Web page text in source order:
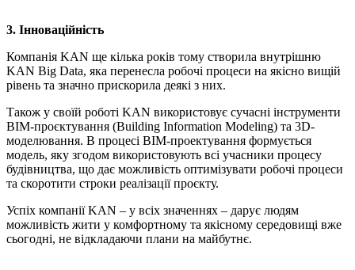
3. Інноваційність
Компанія KAN ще кілька років тому створила внутрішню
KAN Big Data, яка перенесла робочі процеси на якісно вищій
рівень та значно прискорила деякі з них.
Також у своїй роботі KAN використовує сучасні інструменти
BIM-проєктування (Building Information Modeling) та 3D-
моделювання. В процесі BIM-проектування формується
модель, яку згодом використовують всі учасники процесу
будівництва, що дає можливість оптимізувати робочі процеси
та скоротити строки реалізації проєкту.
Успіх компанії KAN – у всіх значеннях – дарує людям
можливість жити у комфортному та якісному середовищі вже
сьогодні, не відкладаючи плани на майбутнє.